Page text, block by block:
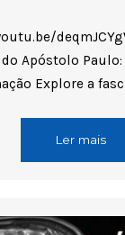
Apóstolo Paulo:
Explore a
Ler mais